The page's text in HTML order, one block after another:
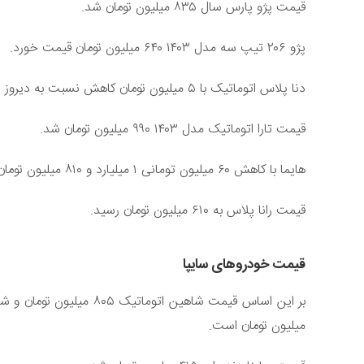
قیمت پژو پارس سال ۸۳۵ میلیون تومان شد.
پژو ۲۰۶ تیپ سه مدل ۱۴۰۳ ۶۴۰ میلیون تومان قیمت خورد.
دنا پلاس اتوماتیک با ۵ میلیون تومان کاهش نسبت به دیروز ۹۵۵ میلیون تومان شد.
قیمت تارا اتوماتیک مدل ۱۴۰۳ ۹۹۰ میلیون تومان شد.
هایما با کاهش ۶۰ میلیون تومانی ۱ میلیارد و ۸۱۰ میلیون تومان قیمت خورد.
قیمت رانا پلاس به ۶۱۰ میلیون تومان رسید.
قیمت خودروهای سایپا
میلیون تومان است.